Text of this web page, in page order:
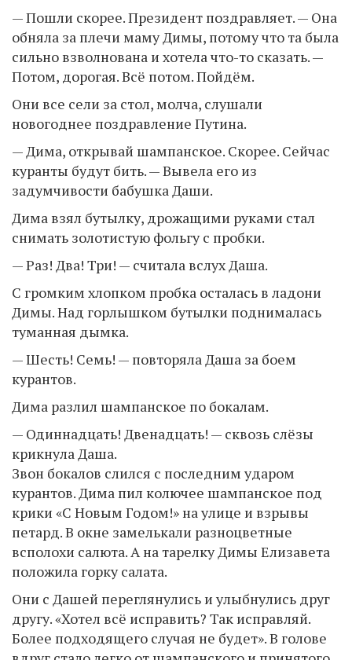
— Пошли скорее. Президент поздравляет. — Она
обняла за плечи маму Димы, потому что та была
сильно взволнована и хотела что-то сказать. —
Потом, дорогая. Всё потом. Пойдём.
Они все сели за стол, молча, слушали
новогоднее поздравление Путина.
— Дима, открывай шампанское. Скорее. Сейчас
куранты будут бить. — Вывела его из
задумчивости бабушка Даши.
Дима взял бутылку, дрожащими руками стал
снимать золотистую фольгу с пробки.
— Раз! Два! Три! — считала вслух Даша.
С громким хлопком пробка осталась в ладони
Димы. Над горлышком бутылки поднималась
туманная дымка.
— Шесть! Семь! — повторяла Даша за боем
курантов.
Дима разлил шампанское по бокалам.
— Одиннадцать! Двенадцать! — сквозь слёзы
крикнула Даша.
Звон бокалов слился с последним ударом
курантов. Дима пил колючее шампанское под
крики «С Новым Годом!» на улице и взрывы
петард. В окне замелькали разноцветные
всполохи салюта. А на тарелку Димы Елизавета
положила горку салата.
Они с Дашей переглянулись и улыбнулись друг
другу. «Хотел всё исправить? Так исправляй.
Более подходящего случая не будет». В голове